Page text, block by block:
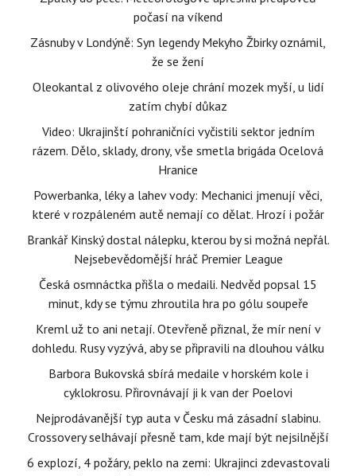
počasí na víkend
Zásnuby v Londýně: Syn legendy Mekyho Žbirky oznámil,
že se žení
Oleokantal z olivového oleje chrání mozek myší, u lidí
zatím chybí důkaz
Video: Ukrajinští pohraničníci vyčistili sektor jedním
rázem. Dělo, sklady, drony, vše smetla brigáda Ocelová
Hranice
Powerbanka, léky a lahev vody: Mechanici jmenují věci,
které v rozpáleném autě nemají co dělat. Hrozí i požár
Brankář Kinský dostal nálepku, kterou by si možná nepřál.
Nejsebevědomější hráč Premier League
Česká osmnáctka přišla o medaili. Nedvěd popsal 15
minut, kdy se týmu zhroutila hra po gólu soupeře
Kreml už to ani netají. Otevřeně přiznal, že mír není v
dohledu. Rusy vyzývá, aby se připravili na dlouhou válku
Barbora Bukovská sbírá medaile v horském kole i
cyklokrosu. Přirovnávají ji k van der Poelovi
Nejprodávanější typ auta v Česku má zásadní slabinu.
Crossovery selhávají přesně tam, kde mají být nejsilnější
6 explozí, 4 požáry, peklo na zemi: Ukrajinci zdevastovali